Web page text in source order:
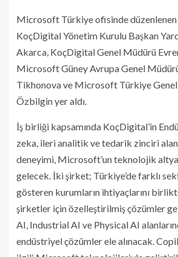
Microsoft Türkiye ofisinde
KoçDigital Yönetim Kurulu Başkan
Akarca, KoçDigital Genel Müdürü
Microsoft Güney Avrupa Genel
Tikhonova ve Microsoft Türkiye
Özbilgin yer aldı.
İş birliği kapsamında KoçDigital’in
zeka, ileri analitik ve tedarik zinciri
deneyimi, Microsoft’un teknolojik
gelecek. İki şirket; Türkiye’de farklı
gösteren kurumların ihtiyaçlarını
şirketler için özelleştirilmiş çözümler
AI, Industrial AI ve Physical AI
endüstriyel çözümler ele alınacak.